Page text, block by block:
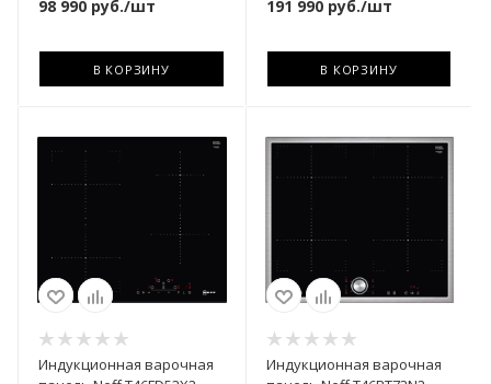
98 990 руб./шт
В КОРЗИНУ
191 990руб./шт
В КОРЗИНУ
Индукционная варочная
Индукционная варочная